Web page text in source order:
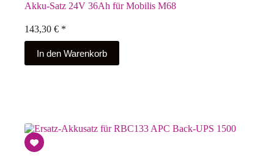
Akku-Satz 24V 36Ah für Mobilis M68
143,30 € *
In den Warenkorb